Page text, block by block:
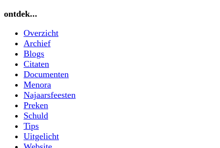
ontdek...
Overzicht
Archief
Blogs
Citaten
Documenten
Menora
Najaarsfeesten
Preken
Schuld
Tips
Uitgelicht